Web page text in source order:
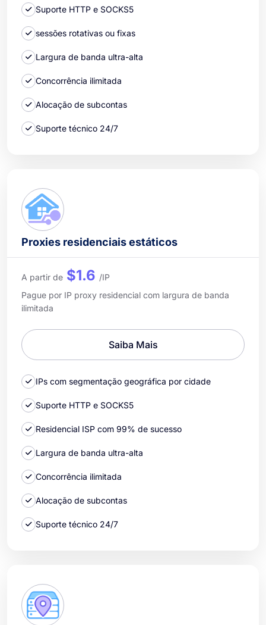
Suporte HTTP e SOCKS5
sessões rotativas ou fixas
Largura de banda ultra-alta
Concorrência ilimitada
Alocação de subcontas
Suporte técnico 24/7
Proxies residenciais estáticos
A partir de $1.6 /IP
Pague por IP proxy residencial com largura de banda
ilimitada
Saiba Mais
IPs com segmentação geográfica por cidade
Suporte HTTP e SOCKS5
Residencial ISP com 99% de sucesso
Largura de banda ultra-alta
Concorrência ilimitada
Alocação de subcontas
Suporte técnico 24/7